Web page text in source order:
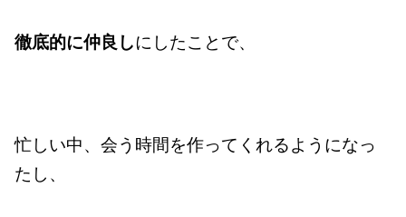
徹底的に仲良しにしたことで、
忙しい中、会う時間を作ってくれるようになっ
たし、